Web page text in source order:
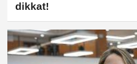
dikkat!